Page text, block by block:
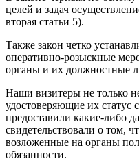
целей и задач
вторая статьи 5).
Также закон четко
оперативно-розыскные
органы и их должностные
Наши визитеры не только
удостоверяющие их статус
предоставили какие-либо
свидетельствовали о том,
возложенные на органы
обязанности.